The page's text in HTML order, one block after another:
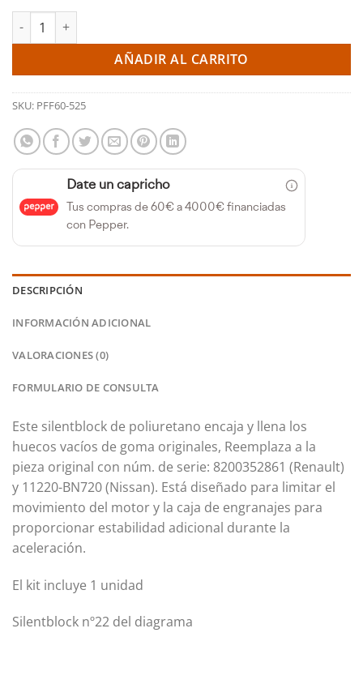
Inserto de silentblock original de la caja de cambio - Clio mk3
AÑADIR AL CARRITO
SKU: PFF60-525
Date un capricho
Tus compras de 60€ a 4000€ financiadas
con Pepper.
DESCRIPCIÓN
INFORMACIÓN ADICIONAL
VALORACIONES (0)
FORMULARIO DE CONSULTA
Este silentblock de poliuretano encaja y llena los
huecos vacíos de goma originales, Reemplaza a la
pieza original con núm. de serie: 8200352861 (Renault)
y 11220-BN720 (Nissan). Está diseñado para limitar el
movimiento del motor y la caja de engranajes para
proporcionar estabilidad adicional durante la
aceleración.
El kit incluye 1 unidad
Silentblock nº22 del diagrama